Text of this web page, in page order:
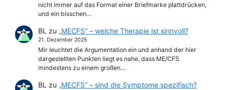
nicht immer auf das Format einer Briefmarke plattdrücken,
und ein bisschen…
BL zu „MECFS“ – welche Therapie ist sinnvoll?
21. Dezember 2025
Mir leuchtet die Argumentation ein und anhand der hier
dargestellten Punkten liegt es nahe, dass ME/CFS
mindestens zu einem großen…
BL zu „MECFS“ – sind die Symptome spezifisch?